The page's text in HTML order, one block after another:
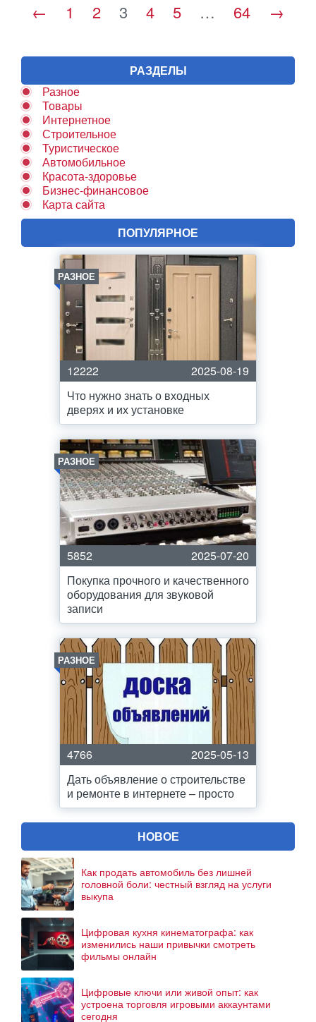
← 1 2 3 4 5 … 64 →
РАЗДЕЛЫ
Разное
Товары
Интернетное
Строительное
Туристическое
Автомобильное
Красота-здоровье
Бизнес-финансовое
Карта сайта
ПОПУЛЯРНОЕ
РАЗНОЕ
12222
2025-08-19
Что нужно знать о входных
дверях и их установке
РАЗНОЕ
5852
2025-07-20
Покупка прочного и качественного
оборудования для звуковой
записи
РАЗНОЕ
4766
2025-05-13
Дать объявление о строительстве
и ремонте в интернете – просто
НОВОЕ
Как продать автомобиль без лишней
головной боли: честный взгляд на услуги
выкупа
Цифровая кухня кинематографа: как
изменились наши привычки смотреть
фильмы онлайн
Цифровые ключи или живой опыт: как
устроена торговля игровыми аккаунтами
сегодня